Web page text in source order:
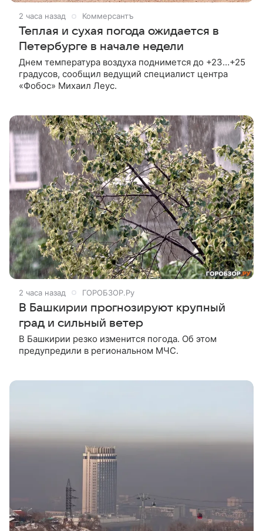
2 часа назад Коммерсантъ
Теплая и сухая погода ожидается в
Петербурге в начале недели
Днем температура воздуха поднимется до +23…+25
градусов, сообщил ведущий специалист центра
«Фобос» Михаил Леус.
2 часа назад ГОРОБЗОР.Ру
В Башкирии прогнозируют крупный
град и сильный ветер
В Башкирии резко изменится погода. Об этом
предупредили в региональном МЧС.